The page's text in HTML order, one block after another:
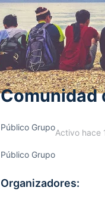
Comunidad
Público GrupoActivo hace
Público Grupo
Organizadores: